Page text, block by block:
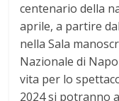
centenario della
aprile, a partire
nella Sala
Nazionale di
vita per lo
2024 si potranno